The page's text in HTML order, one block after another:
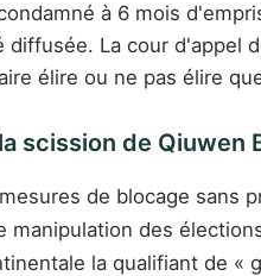
à 6 mois
La cour
élire ou ne pas élire
scission de Qiuwen
de blocage
des
la qualifiant de